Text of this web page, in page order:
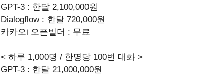
GPT-3 : 한달 2,100,000원
Dialogflow : 한달 720,000원
카카오i 오픈빌더 : 무료
< 하루 1,000명 / 한명당 100번 대화 >
GPT-3 : 한달 21,000,000원